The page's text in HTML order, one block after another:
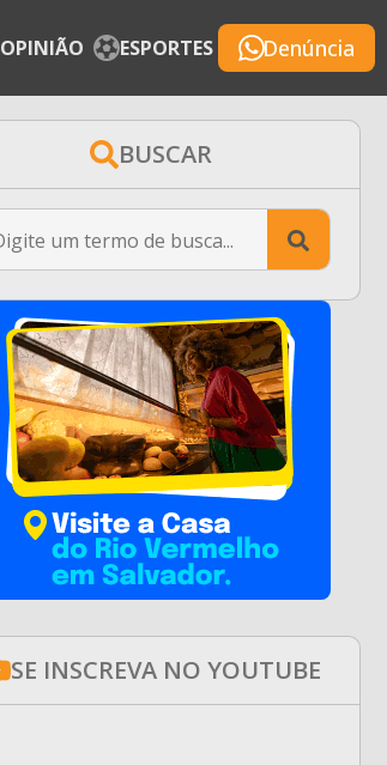
OPINIÃO ESPORTES Denúncia
BUSCAR
for:
SE INSCREVA NO YOUTUBE